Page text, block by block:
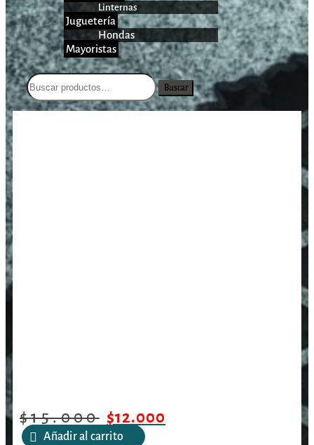
Linternas
Juguetería
Hondas
Mayoristas
Buscar
$15.000 $12.000
Añadir al carrito